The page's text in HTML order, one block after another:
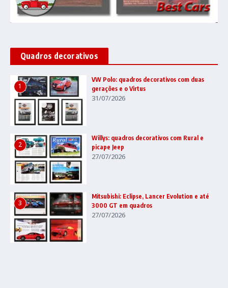
Quadros decorativos
1
VW Polo: quadros decorativos com duas
gerações e o Virtus
31/07/2026
2
Willys: quadros decorativos com Rural e
picape Jeep
27/07/2026
3
Mitsubishi: Eclipse, Lancer Evolution e até
3000 GT em quadros
27/07/2026